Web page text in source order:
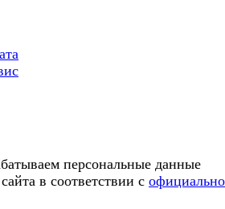
персональные данные
в соответствии с